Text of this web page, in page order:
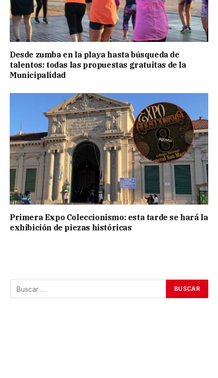
Desde zumba en la playa hasta búsqueda de
talentos: todas las propuestas gratuitas de la
Municipalidad
Primera Expo Coleccionismo: esta tarde se hará la
exhibición de piezas históricas